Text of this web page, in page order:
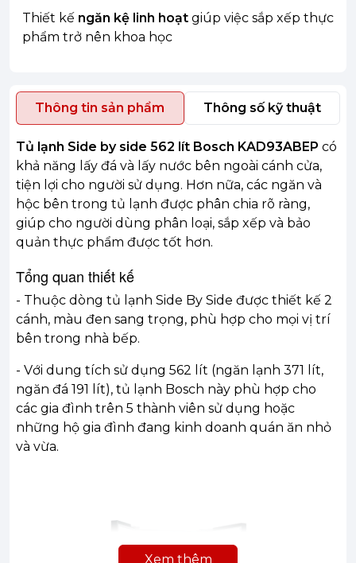
Thiết kế ngăn kệ linh hoạt giúp việc sắp xếp thực
phẩm trở nên khoa học
Thông tin sản phẩm Thông số kỹ thuật
Tủ lạnh Side by side 562 lít Bosch KAD93ABEP có
khả năng lấy đá và lấy nước bên ngoài cánh cửa,
tiện lợi cho người sử dụng. Hơn nữa, các ngăn và
hộc bên trong tủ lạnh được phân chia rõ ràng,
giúp cho người dùng phân loại, sắp xếp và bảo
quản thực phẩm được tốt hơn.
Tổng quan thiết kế
- Thuộc dòng tủ lạnh Side By Side được thiết kế 2
cánh, màu đen sang trọng, phù hợp cho mọi vị trí
bên trong nhà bếp.
- Với dung tích sử dụng 562 lít (ngăn lạnh 371 lít,
ngăn đá 191 lít), tủ lạnh Bosch này phù hợp cho
các gia đình trên 5 thành viên sử dụng hoặc
những hộ gia đình đang kinh doanh quán ăn nhỏ
và vừa.
Xem thêm